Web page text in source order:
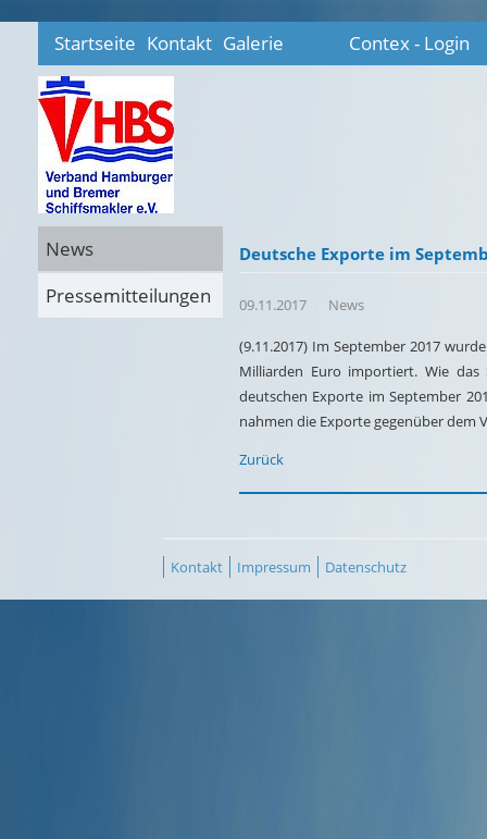
Startseite Kontakt Galerie Contex - Login
News
Pressemitteilungen
Deutsche Exporte im
09.11.2017 News
(9.11.2017) Im September 2017
Milliarden Euro importiert. Wie
deutschen Exporte im September
nahmen die Exporte gegenüber dem
Zurück
Kontakt Impressum Datenschutz